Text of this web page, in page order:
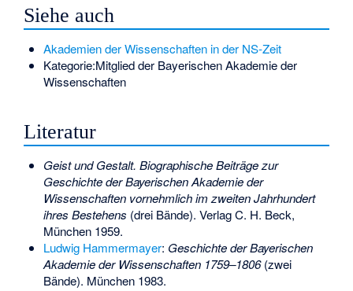
Siehe auch
Akademien der Wissenschaften in der NS-Zeit
Kategorie:Mitglied der Bayerischen Akademie der
Wissenschaften
Literatur
Geist und Gestalt. Biographische Beiträge zur
Geschichte der Bayerischen Akademie der
Wissenschaften vornehmlich im zweiten Jahrhundert
ihres Bestehens (drei Bände). Verlag C. H. Beck,
München 1959.
Ludwig Hammermayer: Geschichte der Bayerischen
Akademie der Wissenschaften 1759–1806(zwei
Bände). München 1983.